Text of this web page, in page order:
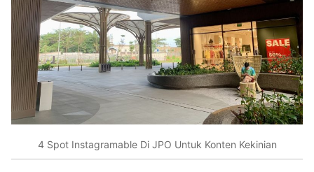
4 Spot Instagramable Di JPO Untuk Konten Kekinian